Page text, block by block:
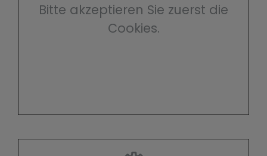
Bitte akzeptieren Sie zuerst die
Cookies.